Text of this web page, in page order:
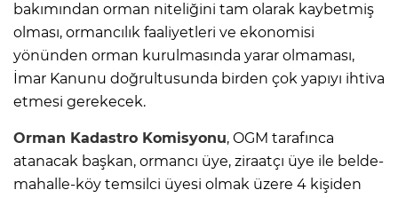
bakımından orman niteliğini tam olarak kaybetmiş
olması, ormancılık faaliyetleri ve ekonomisi
yönünden orman kurulmasında yarar olmaması,
İmar Kanunu doğrultusunda birden çok yapıyı ihtiva
etmesi gerekecek.
Orman Kadastro Komisyonu, OGM tarafınca
atanacak başkan, ormancı üye, ziraatçı üye ile belde-
mahalle-köy temsilci üyesi olmak üzere 4 kişiden